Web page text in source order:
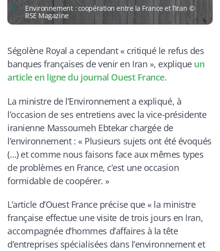
Environnement : coopération entre la France et l’Iran ©
RSE Magazine
Ségolène Royal a cependant« critiqué le refus des
banques françaises de venir en Iran », explique un
article en ligne du journal Ouest France.
La ministre de l’Environnement a expliqué, à
l’occasion de ses entretiens avec la vice-présidente
iranienne Massoumeh Ebtekar chargée de
l’environnement : « Plusieurs sujets ont été évoqués
(…) et comme nous faisons face aux mêmes types
de problèmes en France, c’est une occasion
formidable de coopérer. »
L’article d’Ouest France précise que« la ministre
française effectue une visite de trois jours en Iran,
accompagnée d’hommes d’affaires à la tête
d’entreprises spécialisées dans l’environnement et